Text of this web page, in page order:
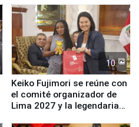
10
Keiko Fujimori se reúne con
el comité organizador de
Lima 2027 y la legendaria